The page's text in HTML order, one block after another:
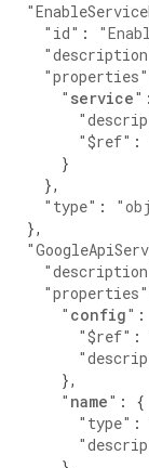
"id" :
"properties"
" service" :
"$ref" :
}
},
"type" :
},
"properties"
" config" :
"$ref" :
},
" name" :
{
"type" :